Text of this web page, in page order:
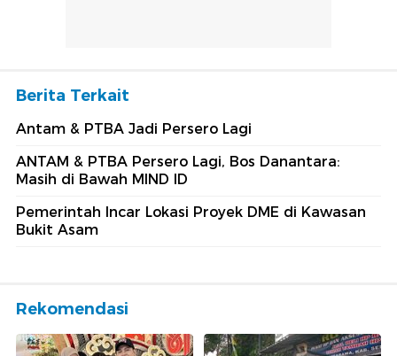
Berita Terkait
Antam & PTBA Jadi Persero Lagi
ANTAM & PTBA Persero Lagi, Bos Danantara:
Masih di Bawah MIND ID
Pemerintah Incar Lokasi Proyek DME di Kawasan
Bukit Asam
Rekomendasi